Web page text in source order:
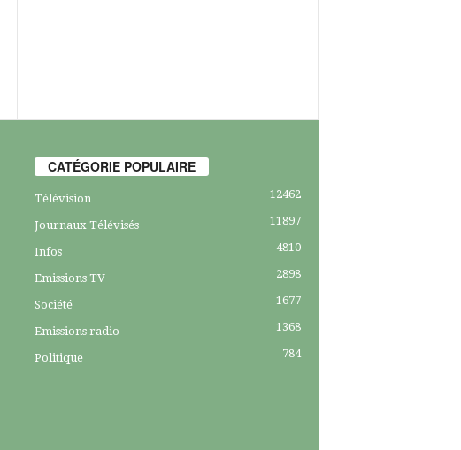
CATÉGORIE POPULAIRE
Télévision 12462
Journaux Télévisés 11897
Infos 4810
Emissions TV 2898
Société 1677
Emissions radio 1368
Politique 784